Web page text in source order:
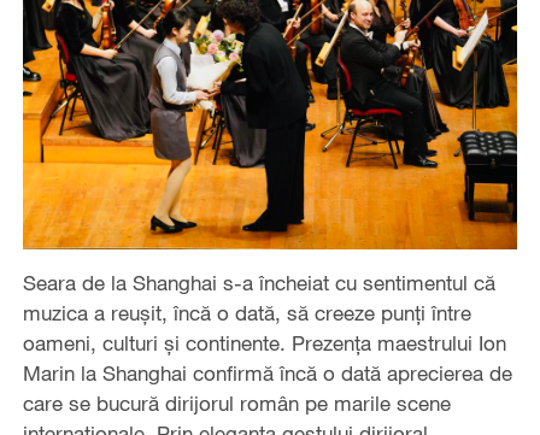
Seara de la Shanghai s-a încheiat cu sentimentul că
muzica a reușit, încă o dată, să creeze punți între
oameni, culturi și continente. Prezența maestrului Ion
Marin la Shanghai confirmă încă o dată aprecierea de
care se bucură dirijorul român pe marile scene